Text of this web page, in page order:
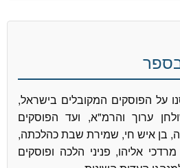
על הפוסקים המקובלים בישראל,
ערוך והרמ"א, ועד הפוסקים
בן איש חי, שמירת שבת כהלכתה,
אליהו, פניני הלכה ופוסקים